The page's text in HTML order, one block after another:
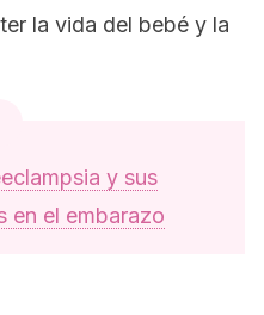
la vida del bebé y la
y sus
en el embarazo